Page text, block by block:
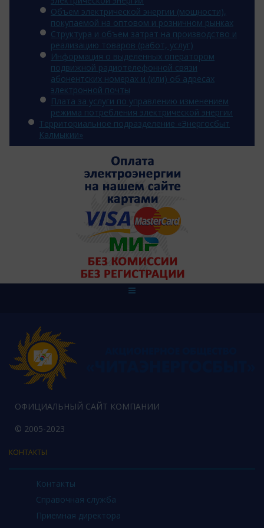
Объем электрической энергии (мощности),
покупаемой на оптовом и розничном рынках
Структура и объем затрат на производство и
реализацию товаров (работ, услуг)
Информация о выделенных оператором
подвижной радиотелефонной связи
абонентских номерах и (или) об адресах
электронной почты
Плата за услуги по управлению изменением
режима потребления электрической энергии
Территориальное подразделение «Энергосбыт
Калмыкии»
ОФИЦИАЛЬНЫЙ САЙТ КОМПАНИИ
© 2005-2023
КОНТАКТЫ
Контакты
Справочная служба
Приемная директора